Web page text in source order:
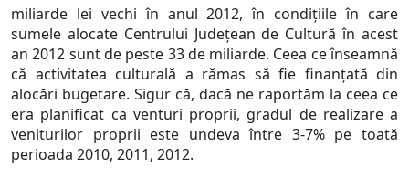
miliarde lei vechi în anul 2012, în condițiile în care
sumele alocate Centrului Județean de Cultură în acest
an 2012 sunt de peste 33 de miliarde. Ceea ce înseamnă
că activitatea culturală a rămas să fie finanțată din
alocări bugetare. Sigur că, dacă ne raportăm la ceea ce
era planificat ca venturi proprii, gradul de realizare a
veniturilor proprii este undeva între 3-7% pe toată
perioada 2010, 2011, 2012.